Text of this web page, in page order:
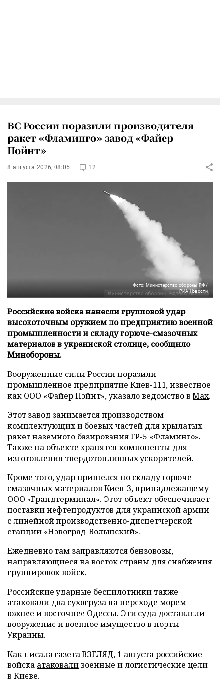
ВС России поразили производителя
ракет «Фламинго» завод «Файер
Пойнт»
8 августа 2026, 08:05 12
Фото: Министерство обороны РФ/
РИА Новости
Российские войска нанесли групповой удар
высокоточным оружием по предприятию военной
промышленности и складу горюче-смазочных
материалов в украинской столице, сообщило
Минобороны.
Вооруженные силы России поразили
промышленное предприятие Киев-111, известное
как ООО «Файер Пойнт», указало ведомство в Max.
Этот завод занимается производством
комплектующих и боевых частей для крылатых
ракет наземного базирования FP-5 «Фламинго».
Также на объекте хранятся компоненты для
изготовления твердотопливных ускорителей.
Кроме того, удар пришелся по складу горюче-
смазочных материалов Киев-3, принадлежащему
ООО «Грандтерминал». Этот объект обеспечивает
поставки нефтепродуктов для украинской армии
с линейной производственно-диспетчерской
станции «Новоград-Волынский».
Ежедневно там заправляются бензовозы,
направляющиеся на восток страны для снабжения
группировок войск.
Российские ударные беспилотники также
атаковали два сухогруза на переходе морем
южнее и восточнее Одессы. Эти суда доставляли
вооружение и военное имущество в порты
Украины.
Как писала газета ВЗГЛЯД, 1 августа российские
войска атаковаливоенные и логистические цели
в Киеве.